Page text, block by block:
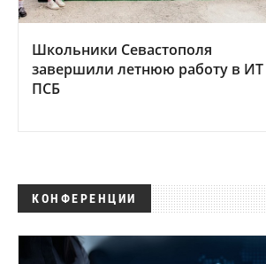
Школьники Севастополя
завершили летнюю работу в ИТ
ПСБ
КОНФЕРЕНЦИИ